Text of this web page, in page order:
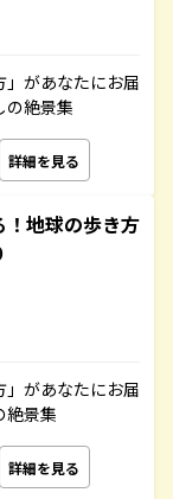
があなたにお届
の絶景集
詳細を見る
地球の歩き方
があなたにお届
絶景集
詳細を見る